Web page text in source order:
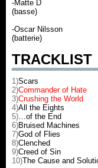
-Matte D
(basse)
-Oscar Nilsson
(batterie)
TRACKLIST
1)Scars
2)Commander of Hate
3)Crushing the World
4)All the Eights
5)…of the End
6)Bruised Machines
7)God of Flies
8)Clenched
9)Creed of Sin
10)The Cause and